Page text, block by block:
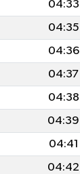
04:33
04:35
04:36
04:37
04:38
04:39
04:41
04:42